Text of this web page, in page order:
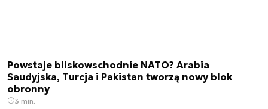
Powstaje bliskowschodnie NATO? Arabia
Saudyjska, Turcja i Pakistan tworzą nowy blok
obronny
3 min.